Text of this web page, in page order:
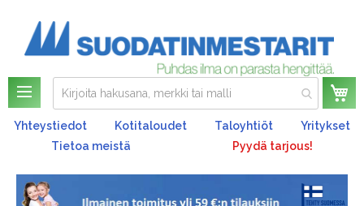
Yhteystiedot Kotitaloudet Taloyhtiöt
Yritykset
Tietoa meistä
Pyydä tarjous!